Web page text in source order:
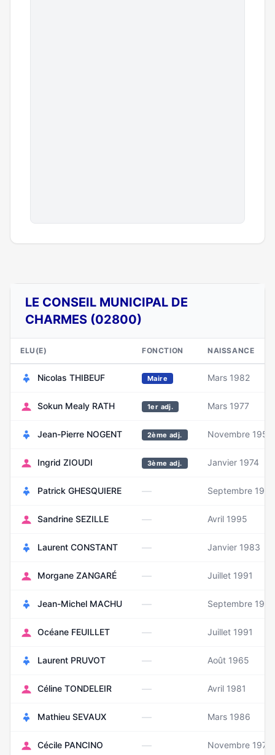
LE CONSEIL MUNICIPAL DE
CHARMES (02800)
ELU(E) FONCTION NAISSANCE
Nicolas THIBEUF Maire Mars 1982
Sokun Mealy RATH 1er adj. Mars 1977
Jean-Pierre NOGENT 2ème adj. Novembre 1952
Ingrid ZIOUDI 3ème adj. Janvier 1974
Patrick GHESQUIERE — Septembre 1957
Sandrine SEZILLE — Avril 1995
Laurent CONSTANT — Janvier 1983
Morgane ZANGARÉ — Juillet 1991
Jean-Michel MACHU — Septembre 1952
Océane FEUILLET — Juillet 1991
Laurent PRUVOT — Août 1965
Céline TONDELEIR — Avril 1981
Mathieu SEVAUX — Mars 1986
Cécile PANCINO — Novembre 1972